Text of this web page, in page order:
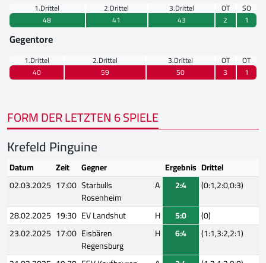
1.Drittel 2.Drittel 3.Drittel OT
SO
48
41 43 2 1
Gegentore
1.Drittel 2.Drittel 3.Drittel OT
OT
40
59 50 3 1
FORM DER LETZTEN 6 SPIELE
Krefeld Pinguine
Datum Zeit Gegner Ergebnis Drittel
02.03.2025 17:00 Starbulls
Rosenheim
A 2:4
(0:1,2:0,0:3)
28.02.2025 19:30 EV Landshut H 5:0
(0)
23.02.2025 17:00 Eisbären
Regensburg
H 6:4
(1:1,3:2,2:1)